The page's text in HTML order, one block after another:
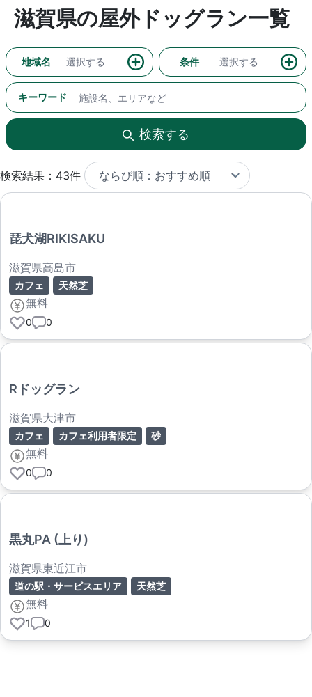
滋賀県の屋外ドッグラン一覧
地域名 選択する 条件 選択する
キーワード
検索する
検索結果：43件
琵犬湖RIKISAKU
滋賀県高島市
カフェ 天然芝
無料
0 0
Rドッグラン
滋賀県大津市
カフェ カフェ利用者限定 砂
無料
0 0
黒丸PA (上り)
滋賀県東近江市
道の駅・サービスエリア 天然芝
無料
1 0